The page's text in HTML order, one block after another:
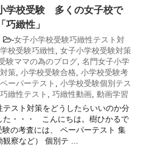
学校受験 多くの女子校で
巧緻性」
-女子小学校受験巧緻性テスト対
校受験巧緻性 女子小学校受験対策
験ママの為のブログ 名門女子小学
策 小学校受験合格 小学校受験考
ーパーテスト
小学校受験個別テス
緻性テスト 巧緻性動画 動画学習
テスト対策をどうしたらいいのか分
た・・・ こんにちは。樹ひかるで
の考査には、 ペーパーテスト 集
察など） 個別テ ...